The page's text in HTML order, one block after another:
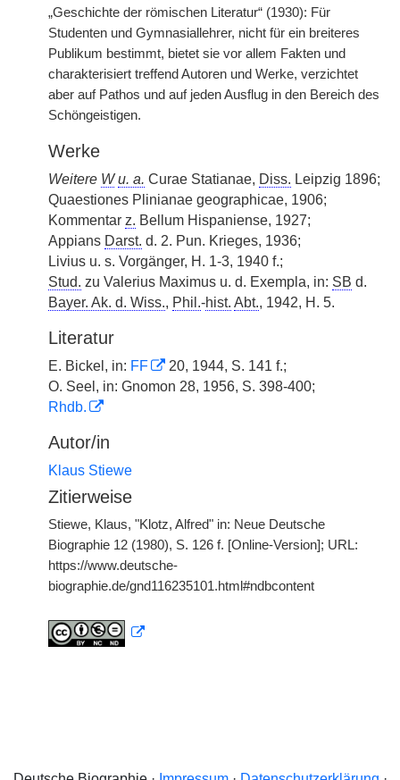
„Geschichte der römischen Literatur“ (1930): Für
Studenten und Gymnasiallehrer, nicht für ein breiteres
Publikum bestimmt, bietet sie vor allem Fakten und
charakterisiert treffend Autoren und Werke, verzichtet
aber auf Pathos und auf jeden Ausflug in den Bereich des
Schöngeistigen.
Werke
Weitere W u. a. Curae Statianae, Diss. Leipzig 1896;
Quaestiones Plinianae geographicae, 1906;
Kommentar z. Bellum Hispaniense, 1927;
Appians Darst. d. 2. Pun. Krieges, 1936;
Livius u. s. Vorgänger, H. 1-3, 1940 f.;
Stud. zu Valerius Maximus u. d. Exempla, in: SB d.
Bayer. Ak. d. Wiss., Phil.-hist. Abt., 1942, H. 5.
Literatur
E. Bickel, in: FF
20, 1944, S. 141 f.;
O. Seel, in: Gnomon 28, 1956, S. 398-400;
Rhdb.
Autor/in
Klaus Stiewe
Zitierweise
Stiewe, Klaus, "Klotz, Alfred" in: Neue Deutsche
Biographie 12 (1980), S. 126 f. [Online-Version]; URL:
https://www.deutsche-
biographie.de/gnd116235101.html#ndbcontent